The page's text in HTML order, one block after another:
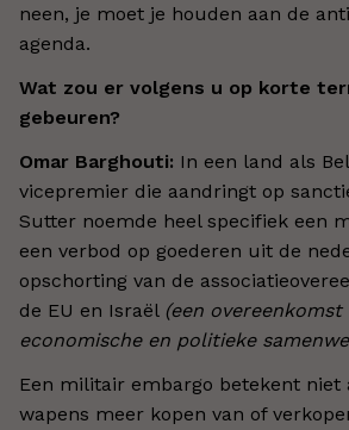
neen, je moet je houden aan de
agenda.
Wat zou er volgens u op korte
gebeuren?
Omar Barghouti: In een land als
vicepremier die aandringt op
Sutter noemde heel specifiek een
een verbod op goederen uit de
opschorting van de
de EU en Israël (een
economische en politieke
Een militair embargo betekent niet
wapens meer kopen van of